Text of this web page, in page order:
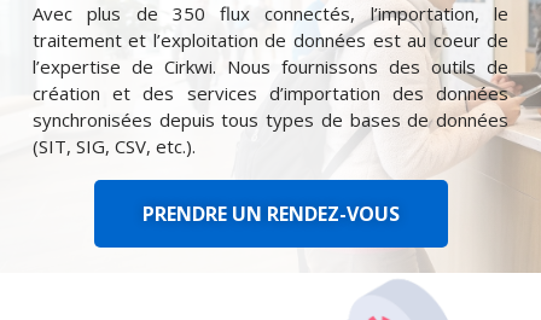
Avec plus de 350 flux connectés, l’importation, le
traitement et l’exploitation de données est au coeur de
l’expertise de Cirkwi. Nous fournissons des outils de
création et des services d’importation des données
synchronisées depuis tous types de bases de données
(SIT, SIG, CSV, etc.).
PRENDRE UN RENDEZ-VOUS